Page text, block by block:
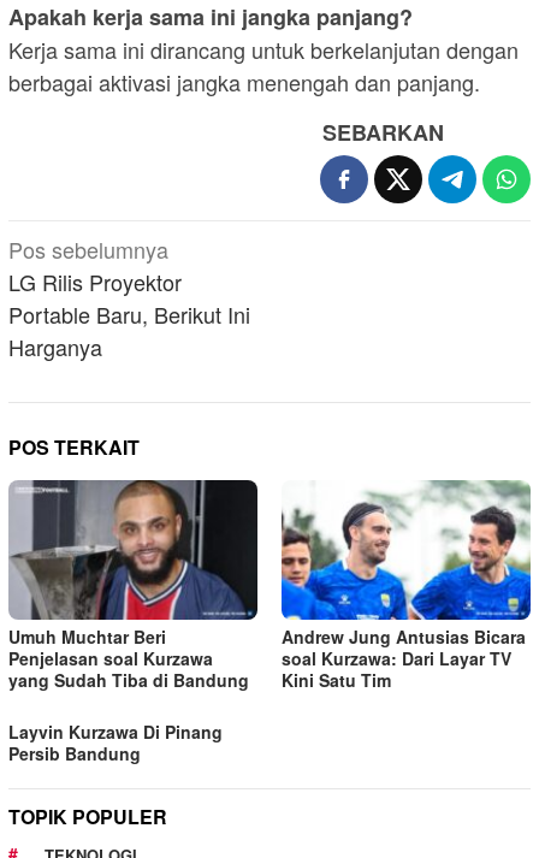
Apakah kerja sama ini jangka panjang?
Kerja sama ini dirancang untuk berkelanjutan dengan
berbagai aktivasi jangka menengah dan panjang.
SEBARKAN
Navigasi
pos
Pos sebelumnya
LG Rilis Proyektor
Portable Baru, Berikut Ini
Harganya
POS TERKAIT
Umuh Muchtar Beri
Penjelasan soal Kurzawa
yang Sudah Tiba di Bandung
Andrew Jung Antusias Bicara
soal Kurzawa: Dari Layar TV
Kini Satu Tim
Layvin Kurzawa Di Pinang
Persib Bandung
TOPIK POPULER